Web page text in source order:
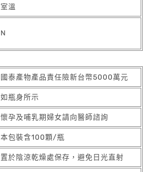
室溫
N
國泰產物產品責任險新台幣5000萬元
如瓶身所示
懷孕及哺乳期婦女請向醫師諮詢
本包裝含100顆/瓶
置於陰涼乾燥處保存，避免日光直射